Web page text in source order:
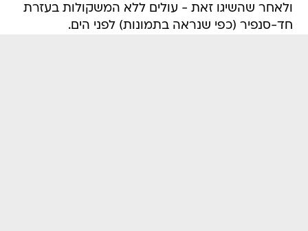
ולאחר שהשיגו זאת - עולים ללא המשקולות בעזרת
חד-סנפיר (כפי שנראה בתמונות) לפני הים.